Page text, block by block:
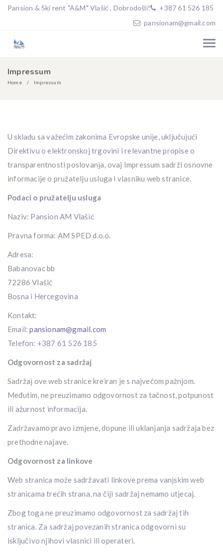
Pansion & Ski rent "A&M" Vlašić , Dobrodošli!
+387 61 526 185
pansionam@gmail.com
Impressum
Home Impressum
U skladu sa važećim zakonima Evropske unije, uključujući
Direktivu o elektronskoj trgovini i relevantne propise o
transparentnosti poslovanja, ovaj Impressum sadrži osnovne
informacije o pružatelju usluga i vlasniku web stranice.
Podaci o pružatelju usluga
Naziv: Pansion AM Vlašić
Pravna forma: AM SPED d.o.o.
Adresa:
Babanovac bb
72286 Vlašić
Bosna i Hercegovina
Kontakt:
Email:pansionam@gmail.com
Telefon: +387 61 526 185
Odgovornost za sadržaj
Sadržaj ove web stranice kreiran je s najvećom pažnjom.
Međutim, ne preuzimamo odgovornost za tačnost, potpunost
ili ažurnost informacija.
Zadržavamo pravo izmjene, dopune ili uklanjanja sadržaja bez
prethodne najave.
Odgovornost za linkove
Web stranica može sadržavati linkove prema vanjskim web
stranicama trećih strana, na čiji sadržaj nemamo utjecaj.
Zbog toga ne preuzimamo odgovornost za sadržaj tih
stranica. Za sadržaj povezanih stranica odgovorni su
isključivo njihovi vlasnici ili operateri.